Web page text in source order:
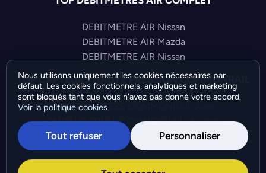
DEBITMETRE AIR Nissan
DEBITMETRE AIR Mazda
DEBITMETRE AIR Nissan
TOP CAPTEURS HAUTE PRESSION COMMONRAIL
CAPTEUR PRESS COMMONRAIL Audi
CAPTEUR PRESS COMMONRAIL Hyundai
CAPTEUR PRESS COMMONRAIL Volkswagen
©Bresch SAS - Copyright 2026 - Tous droits réservés -
Nous utilisons uniquement les cookies nécessaires par
défaut. Les cookies fonctionnels, analytiques et marketing
sont bloqués tant que vous n'avez pas donné votre accord.
Voir la politique cookies
Tout refuser Personnaliser